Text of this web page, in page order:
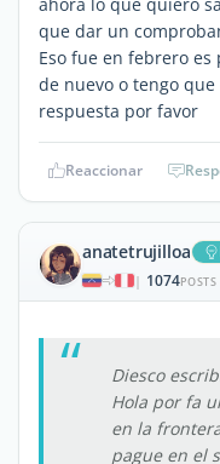
que dar un
Eso fue en febrero
de nuevo o tengo
respuesta por favor
Reaccionar
anatetrujilloa
| 1074POSTS
Diesco
Hola por fa
en la
pague en el